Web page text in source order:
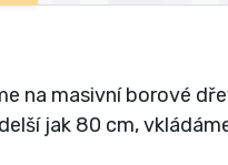
na masivní borové
jak 80 cm,